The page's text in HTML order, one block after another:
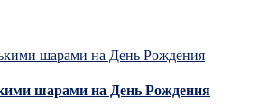
шарами на День Рождения